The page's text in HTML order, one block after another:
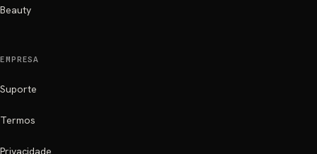
Beauty
EMPRESA
Suporte
Termos
Privacidade